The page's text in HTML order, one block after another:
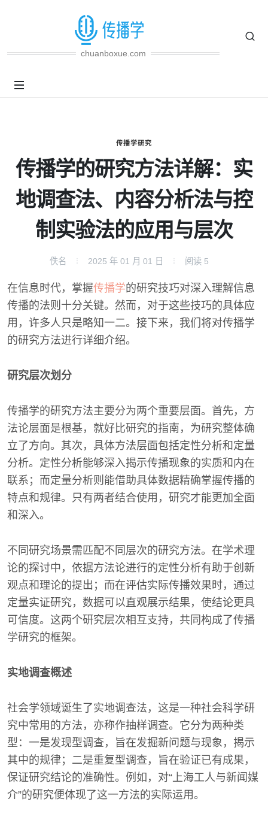
chuanboxue.com
传播学研究
传播学的研究方法详解：实
地调查法、内容分析法与控
制实验法的应用与层次
佚名 2025 年 01 月 01 日 阅读 5
在信息时代，掌握传播学的研究技巧对深入理解信息
传播的法则十分关键。然而，对于这些技巧的具体应
用，许多人只是略知一二。接下来，我们将对传播学
的研究方法进行详细介绍。
研究层次划分
传播学的研究方法主要分为两个重要层面。首先，方
法论层面是根基，就好比研究的指南，为研究整体确
立了方向。其次，具体方法层面包括定性分析和定量
分析。定性分析能够深入揭示传播现象的实质和内在
联系；而定量分析则能借助具体数据精确掌握传播的
特点和规律。只有两者结合使用，研究才能更加全面
和深入。
不同研究场景需匹配不同层次的研究方法。在学术理
论的探讨中，依据方法论进行的定性分析有助于创新
观点和理论的提出；而在评估实际传播效果时，通过
定量实证研究，数据可以直观展示结果，使结论更具
可信度。这两个研究层次相互支持，共同构成了传播
学研究的框架。
实地调查概述
社会学领域诞生了实地调查法，这是一种社会科学研
究中常用的方法，亦称作抽样调查。它分为两种类
型：一是发现型调查，旨在发掘新问题与现象，揭示
其中的规律；二是重复型调查，旨在验证已有成果，
保证研究结论的准确性。例如，对“上海工人与新闻媒
介”的研究便体现了这一方法的实际运用。